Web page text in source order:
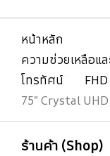
หน้าหลัก
ความช่วยเหลือ
โทรทัศน์
FHD
75" Crystal
ร้านค้า (Shop)